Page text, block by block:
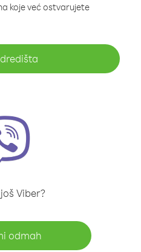
koje već ostvarujete
Viber?
odmah